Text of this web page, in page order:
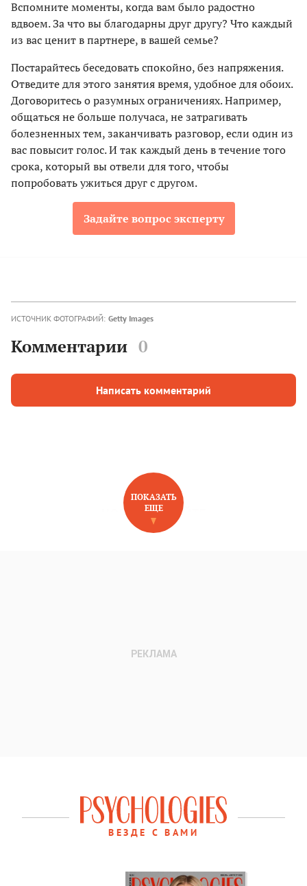
Вспомните моменты, когда вам было радостно
вдвоем. За что вы благодарны друг другу? Что каждый
из вас ценит в партнере, в вашей семье?
Постарайтесь беседовать спокойно, без напряжения.
Отведите для этого занятия время, удобное для обоих.
Договоритесь о разумных ограничениях. Например,
общаться не больше получаса, не затрагивать
болезненных тем, заканчивать разговор, если один из
вас повысит голос. И так каждый день в течение того
срока, который вы отвели для того, чтобы
попробовать ужиться друг с другом.
Задайте вопрос эксперту
ИСТОЧНИК ФОТОГРАФИЙ: Getty Images
Комментарии 0
Написать комментарий
НОВОЕ НА САЙТЕ
ПОКАЗАТЬ
ЕЩЕ
ВЕЗДЕ С ВАМИ